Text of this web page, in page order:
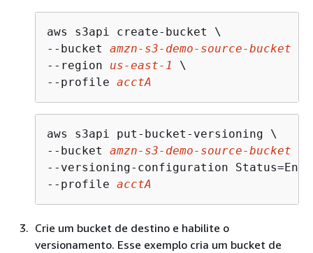
aws s3api create-bucket \
--bucket amzn-s3-demo-source-bucket
--region us-east-1
\
--profile acctA
aws s3api put-bucket-versioning \
--bucket amzn-s3-demo-source-bucket
--versioning-configuration
--profile acctA
Crie um bucket de destino e habilite o
versionamento. Esse exemplo cria um bucket de